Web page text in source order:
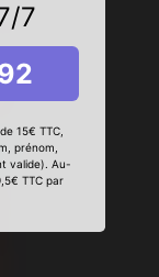
7
15€ TTC,
prénom,
valide). Au-
TTC par